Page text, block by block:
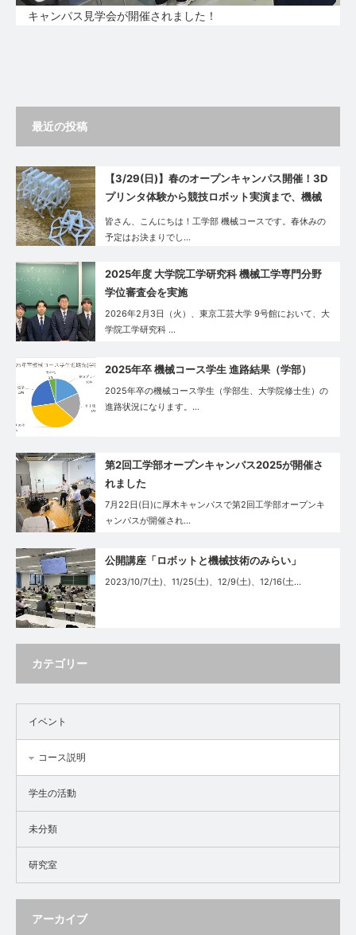
キャンパス見学会が開催されました！
最近の投稿
【3/29(日)】春のオープンキャンパス開催！3D
プリンタ体験から競技ロボット実演まで、機械
コースの魅力を体感しよう
皆さん、こんにちは！工学部 機械コースです。春休みの
予定はお決まりでし…
2025年度 大学院工学研究科 機械工学専門分野
学位審査会を実施
2026年2月3日（火）、東京工芸大学 9号館において、大
学院工学研究科 …
2025年卒 機械コース学生 進路結果（学部）
2025年卒の機械コース学生（学部生、大学院修士生）の
進路状況になります。…
第2回工学部オープンキャンパス2025が開催さ
れました
7月22日(日)に厚木キャンパスで第2回工学部オープンキ
ャンパスが開催され…
公開講座「ロボットと機械技術のみらい」
2023/10/7(土)、11/25(土)、12/9(土)、12/16(土…
カテゴリー
イベント
コース説明
学生の活動
未分類
研究室
アーカイブ